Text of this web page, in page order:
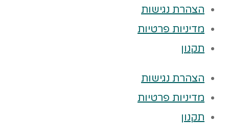
הצהרת נגישות
מדיניות פרטיות
תקנון
הצהרת נגישות
מדיניות פרטיות
תקנון